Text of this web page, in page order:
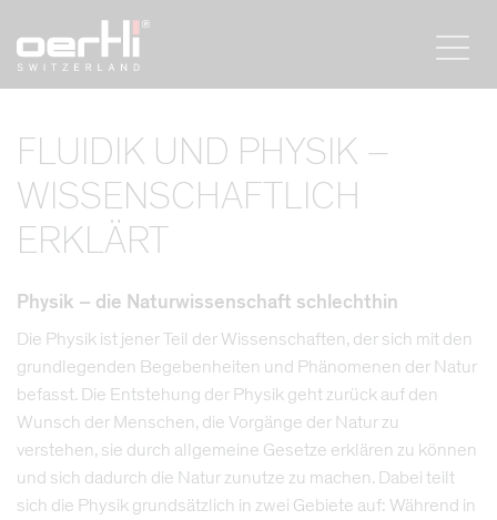
FLUIDIK UND PHYSIK –
WISSENSCHAFTLICH
ERKLÄRT
Physik – die Naturwissenschaft schlechthin
Die Physik ist jener Teil der Wissenschaften, der sich mit den
grundlegenden Begebenheiten und Phänomenen der Natur
befasst. Die Entstehung der Physik geht zurück auf den
Wunsch der Menschen, die Vorgänge der Natur zu
verstehen, sie durch allgemeine Gesetze erklären zu können
und sich dadurch die Natur zunutze zu machen. Dabei teilt
sich die Physik grundsätzlich in zwei Gebiete auf: Während in